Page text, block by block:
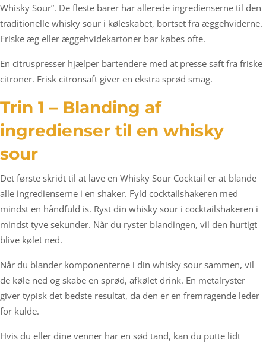
Whisky Sour”. De fleste barer har allerede ingredienserne til den
traditionelle whisky sour i køleskabet, bortset fra æggehviderne.
Friske æg eller æggehvidekartoner bør købes ofte.
En citruspresser hjælper bartendere med at presse saft fra friske
citroner. Frisk citronsaft giver en ekstra sprød smag.
Trin 1 – Blanding af
ingredienser til en whisky
sour
Det første skridt til at lave en Whisky Sour Cocktail er at blande
alle ingredienserne i en shaker. Fyld cocktailshakeren med
mindst en håndfuld is. Ryst din whisky sour i cocktailshakeren i
mindst tyve sekunder. Når du ryster blandingen, vil den hurtigt
blive kølet ned.
Når du blander komponenterne i din whisky sour sammen, vil
de køle ned og skabe en sprød, afkølet drink. En metalryster
giver typisk det bedste resultat, da den er en fremragende leder
for kulde.
Hvis du eller dine venner har en sød tand, kan du putte lidt